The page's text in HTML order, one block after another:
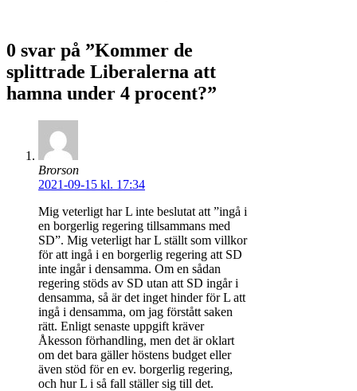
0 svar på ”Kommer de
splittrade Liberalerna att
hamna under 4 procent?”
Brorson
2021-09-15 kl. 17:34
Mig veterligt har L inte beslutat att ”ingå i
en borgerlig regering tillsammans med
SD”. Mig veterligt har L ställt som villkor
för att ingå i en borgerlig regering att SD
inte ingår i densamma. Om en sådan
regering stöds av SD utan att SD ingår i
densamma, så är det inget hinder för L att
ingå i densamma, om jag förstått saken
rätt. Enligt senaste uppgift kräver
Åkesson förhandling, men det är oklart
om det bara gäller höstens budget eller
även stöd för en ev. borgerlig regering,
och hur L i så fall ställer sig till det.